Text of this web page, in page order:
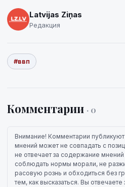
Latvijas Ziņas
Редакция
#ввп
Комментарии · 0
Внимание! Комментарии
мнений может не совпадать с
не отвечает за содержание мнений
соблюдать нормы морали, не
расовую рознь и обходиться без
тем, как высказаться. Вы